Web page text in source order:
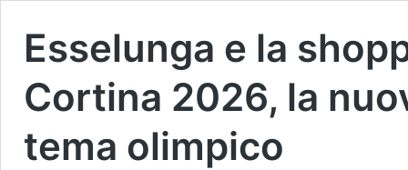
Esselunga e la
Cortina 2026, la
tema olimpico